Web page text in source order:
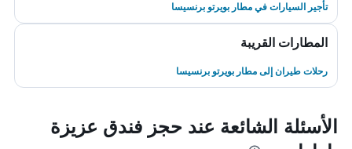
تأجير السيارات في مطار بويرتو برنسيسا
المطارات القريبة
رحلات طيران إلى مطار بويرتو برنسيسا
الأسئلة الشائعة عند حجز فندق عزيزة